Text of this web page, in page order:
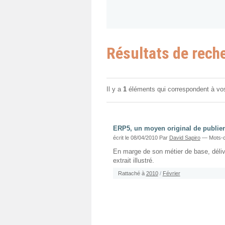
Résultats de
Il y a 1 éléments qui correspondent à
ERP5, un moyen original de
écrit le 08/04/2010 Par David Sapiro — Mots-
En marge de son métier de base,
extrait illustré.
Rattaché à 2010 / Février